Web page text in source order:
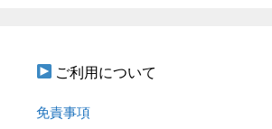
ご利用について
免責事項